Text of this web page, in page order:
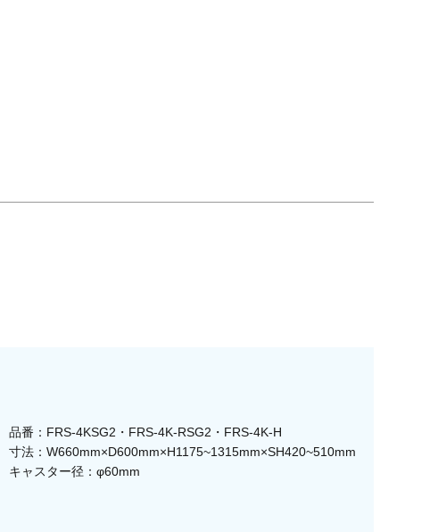
品番：FRS-4KSG2・FRS-4K-RSG2・FRS-4K-H
寸法：W660mm×D600mm×H1175~1315mm×SH420~510mm
キャスター径：φ60mm